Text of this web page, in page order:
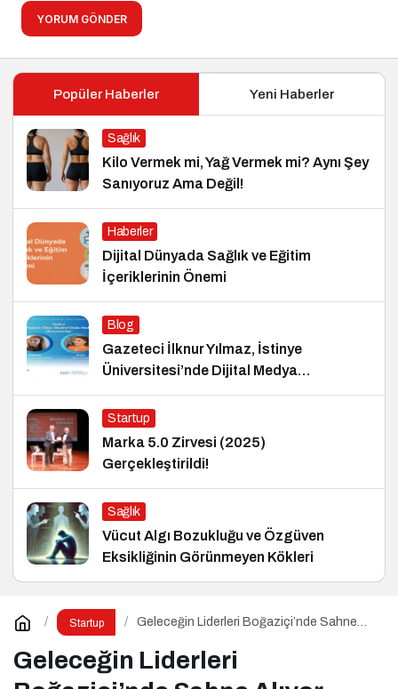
YORUM GÖNDER
Popüler Haberler Yeni Haberler
Sağlık
Kilo Vermek mi, Yağ Vermek mi? Aynı Şey
Sanıyoruz Ama Değil!
Haberler
Dijital Dünyada Sağlık ve Eğitim
İçeriklerinin Önemi
Blog
Gazeteci İlknur Yılmaz, İstinye
Üniversitesi’nde Dijital Medya
Okuryazarlığı Dersinin Konuğu Oldu
Startup
Marka 5.0 Zirvesi (2025)
Gerçekleştirildi!
Sağlık
Vücut Algı Bozukluğu ve Özgüven
Eksikliğinin Görünmeyen Kökleri
Startup
Geleceğin Liderleri Boğaziçi’nde Sahne
Geleceğin Liderleri